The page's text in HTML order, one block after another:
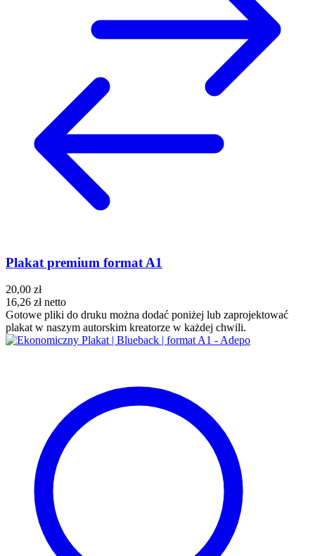
Plakat premium format A1
20,00 zł
16,26 zł netto
Gotowe pliki do druku można dodać poniżej lub zaprojektować
plakat w naszym autorskim kreatorze w każdej chwili.